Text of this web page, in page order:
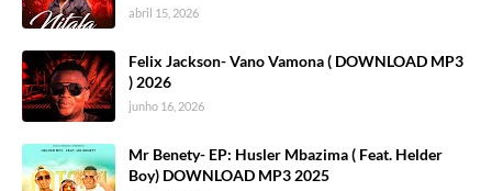
abril 15, 2026
Felix Jackson- Vano Vamona ( DOWNLOAD MP3
) 2026
junho 16, 2026
Mr Benety- EP: Husler Mbazima ( Feat. Helder
Boy) DOWNLOAD MP3 2025